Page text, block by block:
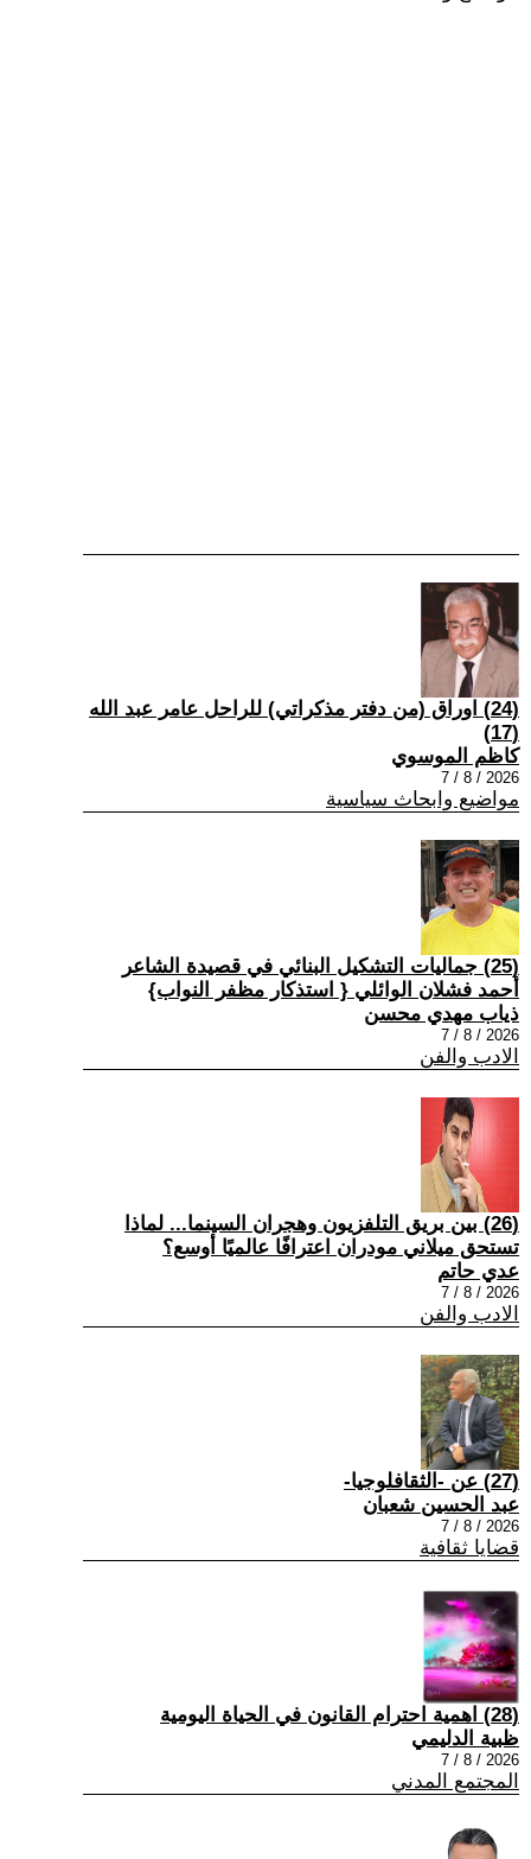
(24) اوراق (من دفتر مذكراتي) للراحل عامر عبد الله
(17)
كاظم الموسوي
2026 / 8 / 7
مواضيع وابحاث سياسية
(25) جماليات التشكيل البنائي في قصيدة الشاعر
أحمد فشلان الوائلي { استذكار مظفر النواب}
ذياب مهدي محسن
2026 / 8 / 7
الادب والفن
(26) بين بريق التلفزيون وهجران السينما... لماذا
تستحق ميلاني مودران اعترافًا عالميًا أوسع؟
عدي حاتم
2026 / 8 / 7
الادب والفن
(27) عن -الثقافلوجيا-
عبد الحسين شعبان
2026 / 8 / 7
قضايا ثقافية
(28) اهمية احترام القانون في الحياة اليومية
ظبية الدليمي
2026 / 8 / 7
المجتمع المدني